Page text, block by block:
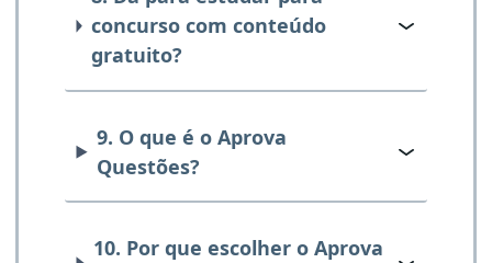
concurso com conteúdo
gratuito?
9. O que é o Aprova
Questões?
10. Por que escolher o Aprova